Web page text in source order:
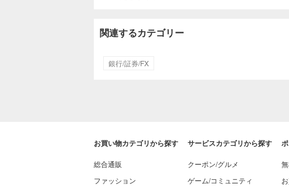
関連するカテゴリー
銀行/証券/FX
お買い物カテゴリから探す
総合通販
ファッション
サービスカテゴリから探す
クーポン/グルメ
ゲーム/コミュニティ